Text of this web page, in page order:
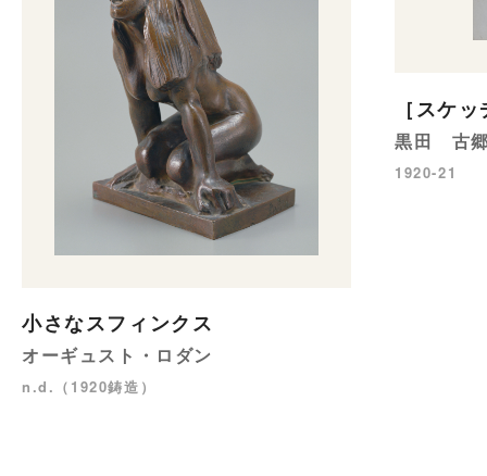
小さなスフィンクス
オーギュスト・ロダン
n.d.（1920鋳造）
［スケ
黒田 古
1920-21